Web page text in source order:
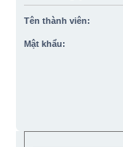
Tên thành viên:
Mật khẩu: